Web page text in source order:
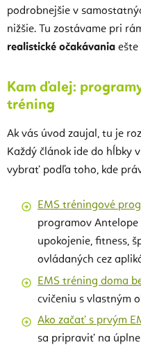
podrobnejšie v
nižšie. Tu zostávame pri
realistické očakávania ešte
Kam ďalej:
tréning
Ak vás úvod zaujal, tu je
Každý článok ide do hĺbky
vybrať podľa toho, kde
EMS tréningové
programov Antelope
upokojenie, fitness,
ovládaných cez
EMS tréning doma
cvičeniu s vlastným
Ako začať s prvým
sa pripraviť na